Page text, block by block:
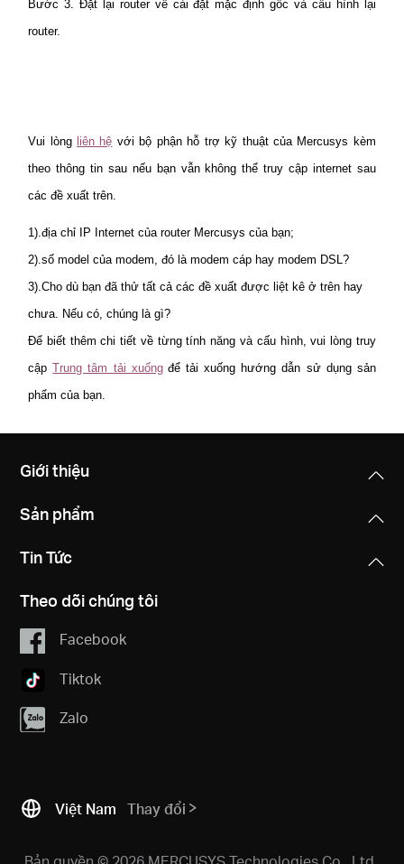
Bước 3. Đặt lại router về cài đặt mặc định gốc và cấu hình lại
router.
Vui lòng liên hệ với bộ phận hỗ trợ kỹ thuật của Mercusys kèm
theo thông tin sau nếu bạn vẫn không thể truy cập internet sau
các đề xuất trên.
1).địa chỉ IP Internet của router Mercusys của bạn;
2).số model của modem, đó là modem cáp hay modem DSL?
3).Cho dù bạn đã thử tất cả các đề xuất được liệt kê ở trên hay
chưa. Nếu có, chúng là gì?
Để biết thêm chi tiết về từng tính năng và cấu hình, vui lòng truy
cậpTrung tâm tải xuống để tải xuống hướng dẫn sử dụng sản
phẩm của bạn.
Giới thiệu
Sản phẩm
Tin Tức
Theo dõi chúng tôi
Facebook
Tiktok
Zalo
Việt Nam Thay đổi